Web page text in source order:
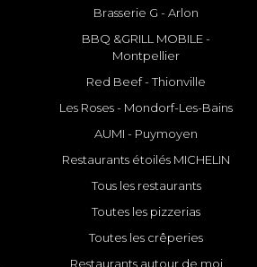
Brasserie G - Arlon
BBQ &GRILL MOBILE -
Montpellier
Red Beef - Thionville
Les Roses - Mondorf-Les-Bains
AUMI - Puymoyen
Restaurants étoilés MICHELIN
Tous les restaurants
Toutes les pizzerias
Toutes les crêperies
Restaurants autour de moi